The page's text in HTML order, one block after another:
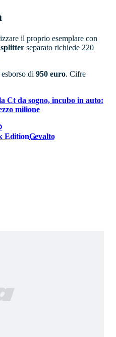
il proprio esemplare con
splitter separato richiede 220
di 950 euro. Cifre
Ct da sogno, incubo in auto:
milione
EditionGevalto